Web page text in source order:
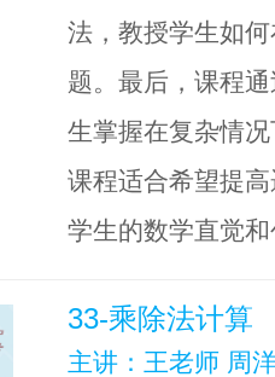
法，教授学生如
题。最后，课程
生掌握在复杂情
课程适合希望提
学生的数学直觉
33-乘除法计算
主讲：王老师 周